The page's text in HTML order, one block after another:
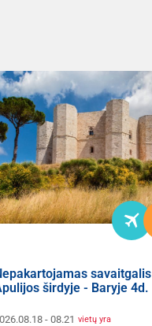
savaitgalis
širdyje - Baryje 4d.
- 08.21 vietų yra